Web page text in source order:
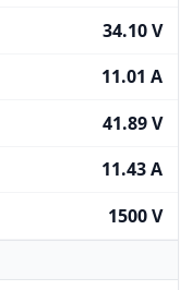
34.10 V
11.01 A
41.89 V
11.43 A
1500 V